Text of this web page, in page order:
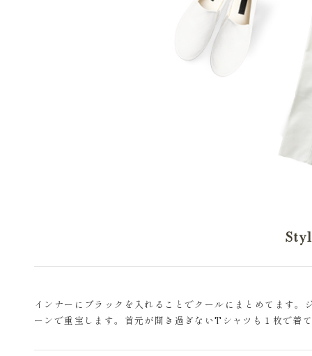
インナーにブラックを入れることでクールにまとめてます
ーンで重宝します。首元が開き過ぎないTシャツも１枚で着